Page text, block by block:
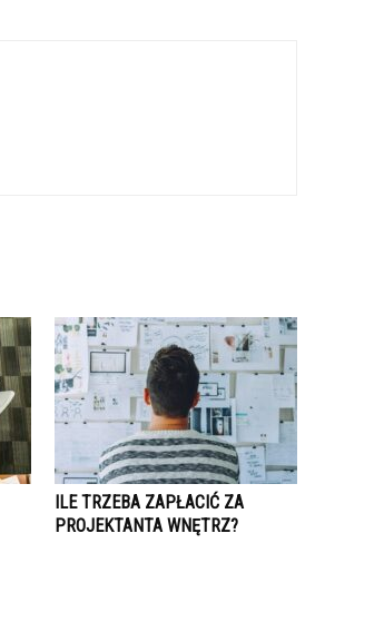
ILE TRZEBA ZAPŁACIĆ ZA
PROJEKTANTA WNĘTRZ?